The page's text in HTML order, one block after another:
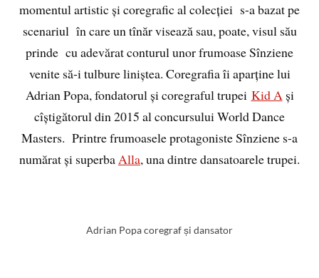
momentul artistic și coregrafic al colecției s-a bazat pe
scenariul în care un tînăr visează sau, poate, visul său
prinde cu adevărat conturul unor frumoase Sînziene
venite să-i tulbure liniștea. Coregrafia îi aparține lui
Adrian Popa, fondatorul și coregraful trupei Kid Ași
cîștigătorul din 2015 al concursului World Dance
Masters. Printre frumoasele protagoniste Sînziene s-a
numărat și superbaAlla, una dintre dansatoarele trupei.
Adrian Popa coregraf și dansator